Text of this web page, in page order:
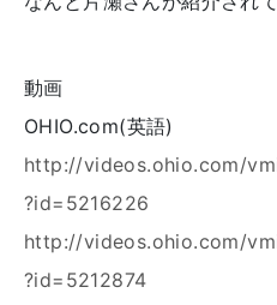
動画
OHIO.com(英語)
http://videos.ohio.com/
?id=5216226
http://videos.ohio.com/
?id=5212874